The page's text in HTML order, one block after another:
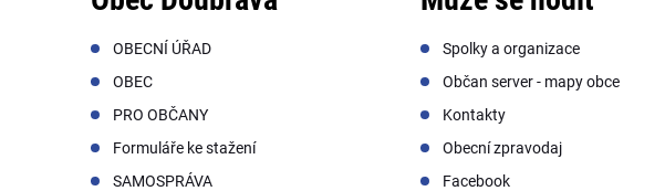
OBECNÍ ÚŘAD
OBEC
PRO OBČANY
Formuláře ke stažení
SAMOSPRÁVA
Spolky a organizace
Občan server - mapy obce
Kontakty
Obecní zpravodaj
Facebook